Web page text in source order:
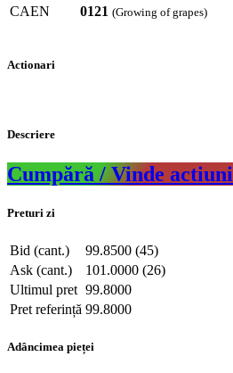
CAEN
0121 (Growing of grapes)
Actionari
Descriere
Cumpără / Vinde actiuni
Preturi zi
Bid (cant.)
99.8500 (45)
Ask (cant.)
101.0000 (26)
Ultimul pret 99.8000
Pret referință 99.8000
Adâncimea pieței